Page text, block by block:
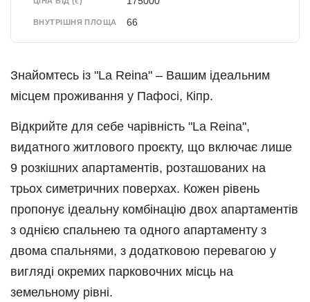
ВНУТРІШНЯ ПЛОЩА 66
Знайомтесь із "La Reina" – Вашим ідеальним
місцем проживання у Пафосі, Кіпр.
Відкрийте для себе чарівність "La Reina",
видатного житлового проєкту, що включає лише
9 розкішних апартаментів, розташованих на
трьох симетричних поверхах. Кожен рівень
пропонує ідеальну комбінацію двох апартаментів
з однією спальнею та одного апартаменту з
двома спальнями, з додатковою перевагою у
вигляді окремих парковочних місць на
земельному рівні.